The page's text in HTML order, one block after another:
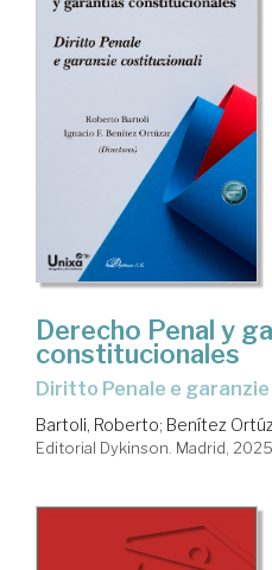
Derecho Penal y
constitucionales
Diritto Penale e
Bartoli, Roberto; Benítez
Editorial Dykinson. Madrid, 2025